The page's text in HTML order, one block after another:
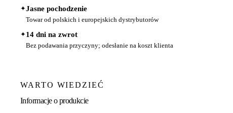
✦Jasne pochodzenie
Towar od polskich i europejskich dystrybutorów
✦14 dni na zwrot
Bez podawania przyczyny; odesłanie na koszt klienta
WARTO WIEDZIEĆ
Informacje o produkcie